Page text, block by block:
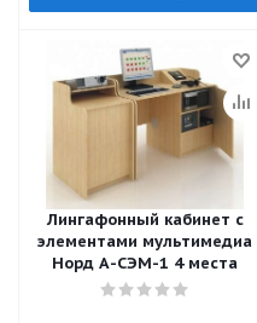
Лингафонный кабинет с
элементами мультимедиа
Норд А-СЭМ-1 4 места